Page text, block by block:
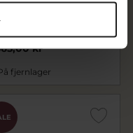
ring 14 kt. m. 4 tænder
kr
kr
fjernlager